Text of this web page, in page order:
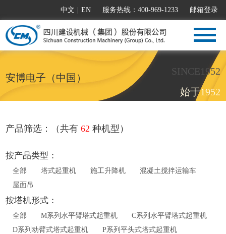
中文 EN 服务热线：400-969-1233 邮箱登录
安博电子（中国）
SINCE1952
始于1952
产品筛选：（共有62 种机型）
按产品类型：
全部 塔式起重机 施工升降机
混凝土搅拌运输车
屋面吊
按塔机形式：
全部 M系列水平臂塔式起重机
C系列水平臂塔式起重机
D系列动臂式塔式起重机
P系列平头式塔式起重机